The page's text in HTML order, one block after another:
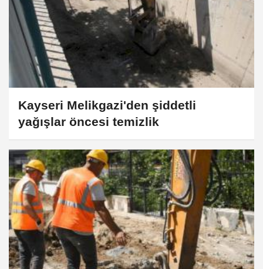
Kayseri Melikgazi'den şiddetli
yağışlar öncesi temizlik